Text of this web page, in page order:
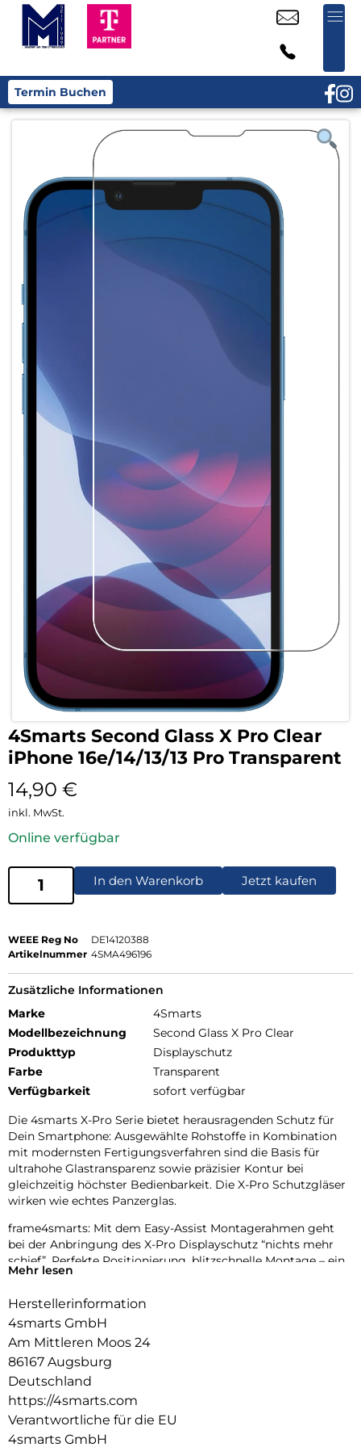
Termin Buchen
4Smarts Second Glass X Pro Clear
iPhone 16e/14/13/13 Pro Transparent
14,90 €
inkl. MwSt.
Online verfügbar
In den Warenkorb Jetzt kaufen
WEEE Reg No
DE14120388
Artikelnummer 4SMA496196
Zusätzliche Informationen
Marke
4Smarts
Modellbezeichnung
Second Glass X Pro Clear
Produkttyp
Displayschutz
Farbe
Transparent
Verfügbarkeit
sofort verfügbar
Die 4smarts X-Pro Serie bietet herausragenden Schutz für
Dein Smartphone: Ausgewählte Rohstoffe in Kombination
mit modernsten Fertigungsverfahren sind die Basis für
ultrahohe Glastransparenz sowie präzisier Kontur bei
gleichzeitig höchster Bedienbarkeit. Die X-Pro Schutzgläser
wirken wie echtes Panzerglas.
frame4smarts: Mit dem Easy-Assist Montagerahmen geht
bei der Anbringung des X-Pro Displayschutz “nichts mehr
schief”. Perfekte Positionierung, blitzschnelle Montage – ein
Kinderspiel für alle!
fullcover4smarts: Das X-Pro Full Cover Glass hat einen
filigranen, schwarzen Rand und bietet sowohl bei flachen als
auch bei gewölbten Handydisplays vollflächigen Premium
quality4smarts: Spezielle Härtung und sorgfältige
Kantenbehandlung verleihen dem X-Pro Schutzglas
hervorragende Haltbarkeit und angenehme Haptik an den
Rändern. Die oleophobe Oberfläche des Echtglases gibt
Mehr lesen
Herstellerinformation
4smarts GmbH
Am Mittleren Moos 24
86167 Augsburg
Deutschland
https://4smarts.com
Verantwortliche für die EU
4smarts GmbH